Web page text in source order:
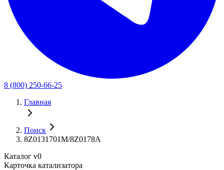
8 (800) 250-66-25
Главная
Поиск
8Z0131701M/8Z0178A
Каталог v0
Карточка катализатора